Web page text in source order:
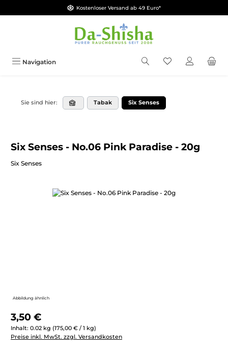
Zum Hauptinhalt springenKostenloser Versand ab 49 Euro*
Navigation Du hast 0
Sie sind hier: Tabak Six Senses
Six Senses - No.06 Pink Paradise - 20g
Six Senses
Bildergalerie überspringen
Abbildung ähnlich
Regulärer Preis:
3,50 €
Inhalt: 0.02 kg (175,00 € / 1 kg)
Preise inkl. MwSt. zzgl. Versandkosten